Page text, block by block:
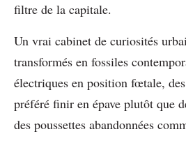
filtre de la capitale.
Un vrai cabinet de curiosités
transformés en fossiles
électriques en position fœtale,
préféré finir en épave plutôt que
des poussettes abandonnées